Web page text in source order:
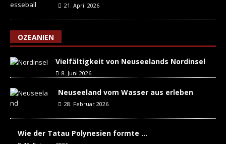
21. April 2026
OZEANIEN
Vielfältigkeit von Neuseelands Nordinsel
8. Juni 2026
Neuseeland vom Wasser aus erleben
28. Februar 2026
Wie der Tatau Polynesien formte …